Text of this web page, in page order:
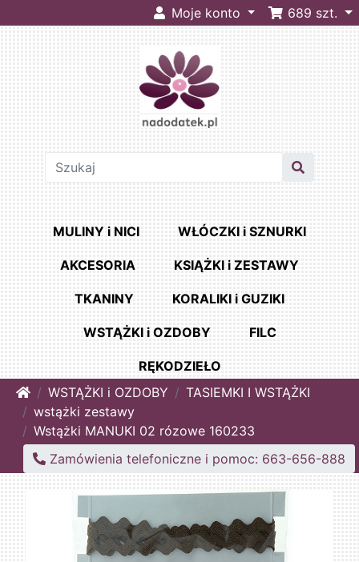
Moje konto 689 szt.
MULINY i NICI WŁÓCZKI i SZNURKI
AKCESORIA KSIĄŻKI i ZESTAWY
TKANINY KORALIKI i GUZIKI
WSTĄŻKI i OZDOBY FILC
RĘKODZIEŁO
HomeWSTĄŻKI i OZDOBY
TASIEMKI I WSTĄŻKI
wstążki zestawy
Wstążki MANUKI 02 rózowe 160233
Zamówienia telefoniczne i pomoc: 663-656-888